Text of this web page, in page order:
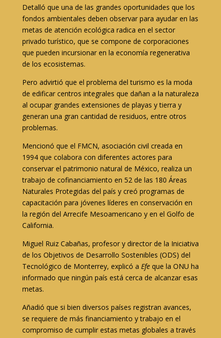
Detalló que una de las grandes oportunidades que los
fondos ambientales deben observar para ayudar en las
metas de atención ecológica radica en el sector
privado turístico, que se compone de corporaciones
que pueden incursionar en la economía regenerativa
de los ecosistemas.
Pero advirtió que el problema del turismo es la moda
de edificar centros integrales que dañan a la naturaleza
al ocupar grandes extensiones de playas y tierra y
generan una gran cantidad de residuos, entre otros
problemas.
Mencionó que el FMCN, asociación civil creada en
1994 que colabora con diferentes actores para
conservar el patrimonio natural de México, realiza un
trabajo de cofinanciamiento en 52 de las 180 Áreas
Naturales Protegidas del país y creó programas de
capacitación para jóvenes líderes en conservación en
la región del Arrecife Mesoamericano y en el Golfo de
California.
Miguel Ruiz Cabañas, profesor y director de la Iniciativa
de los Objetivos de Desarrollo Sostenibles (ODS) del
Tecnológico de Monterrey, explicó a Efeque la ONU ha
informado que ningún país está cerca de alcanzar esas
metas.
Añadió que si bien diversos países registran avances,
se requiere de más financiamiento y trabajo en el
compromiso de cumplir estas metas globales a través